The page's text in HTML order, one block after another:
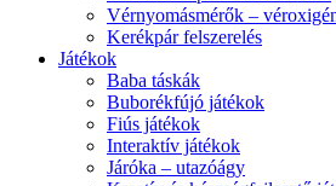
Vérnyomásmérők –
Kerékpár felszerelés
Játékok
Baba táskák
Buborékfújó játékok
Fiús játékok
Interaktív játékok
Járóka – utazóágy